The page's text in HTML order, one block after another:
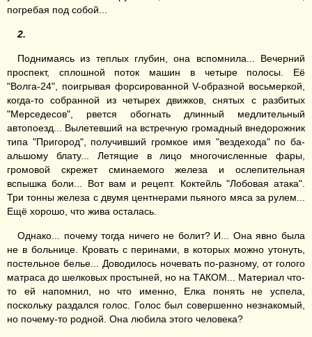
погребая под собой...
2.
Поднимаясь из теплых глубин, она вспомнила... Вечерний
проспект, сплошной поток машин в четыре полосы. Её
"Волга-24", поигрывая форсированной V-образной восьмеркой,
когда-то собранной из четырех движков, снятых с разбитых
"Мерседесов", рвется обогнать длинный медлительный
автопоезд... Вылетевший на встречную громадный внедорожник
типа "Пригород", получивший громкое имя "вездехода" по ба-
альшому блату... Летящие в лицо многочисленные фары,
громовой скрежет сминаемого железа и ослепительная
вспышка боли... Вот вам и рецепт. Коктейль "Лобовая атака".
Три тонны железа с двумя центнерами пьяного мяса за рулем...
Ещё хорошо, что жива осталась.
Однако... почему тогда ничего не болит? И... Она явно была
не в больнице. Кровать с перинами, в которых можно утонуть,
постельное белье... Доводилось ночевать по-разному, от голого
матраса до шелковых простыней, но на ТАКОМ... Материал что-
то ей напомнил, но что именно, Елка понять не успела,
поскольку раздался голос. Голос был совершенно незнакомый,
но почему-то родной. Она любила этого человека?